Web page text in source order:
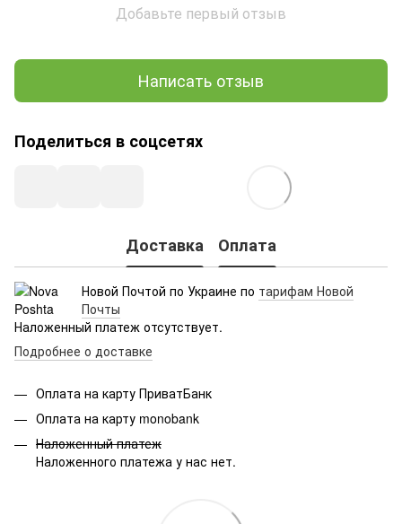
Добавьте первый отзыв
Написать отзыв
Поделиться в соцсетях
Доставка Оплата
Новой Почтой по Украине по тарифам Новой
Почты
Наложенный платеж отсутствует.
Подробнее о доставке
Оплата на карту ПриватБанк
Оплата на карту monobank
Наложенный платеж
Наложенного платежа у нас нет.